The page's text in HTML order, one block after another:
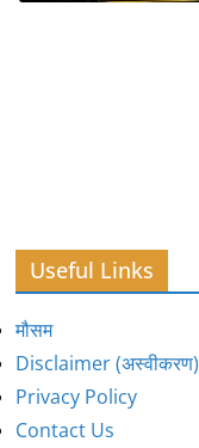
Useful Links
मौसम
Disclaimer (अस्वीकरण)
Privacy Policy
Contact Us